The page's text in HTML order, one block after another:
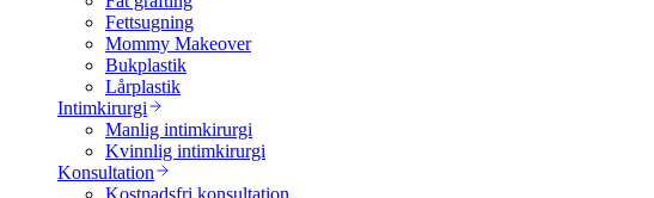
Fettsugning
Mommy Makeover
Bukplastik
Lårplastik
Intimkirurgi
Manlig intimkirurgi
Kvinnlig intimkirurgi
Konsultation
Kostnadsfri konsultation